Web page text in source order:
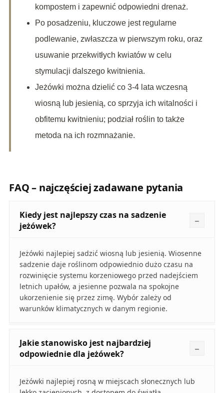
kompostem i zapewnić odpowiedni drenaż.
Po posadzeniu, kluczowe jest regularne
podlewanie, zwłaszcza w pierwszym roku, oraz
usuwanie przekwitłych kwiatów w celu
stymulacji dalszego kwitnienia.
Jeżówki można dzielić co 3-4 lata wczesną
wiosną lub jesienią, co sprzyja ich witalności i
obfitemu kwitnieniu; podział roślin to także
metoda na ich rozmnażanie.
FAQ – najczęściej zadawane pytania
Kiedy jest najlepszy czas na sadzenie
jeżówek?
Jeżówki najlepiej sadzić wiosną lub jesienią. Wiosenne
sadzenie daje roślinom odpowiednio dużo czasu na
rozwinięcie systemu korzeniowego przed nadejściem
letnich upałów, a jesienne pozwala na spokojne
ukorzenienie się przez zimę. Wybór zależy od
warunków klimatycznych w danym regionie.
Jakie stanowisko jest najbardziej
odpowiednie dla jeżówek?
Jeżówki najlepiej rosną w miejscach słonecznych lub